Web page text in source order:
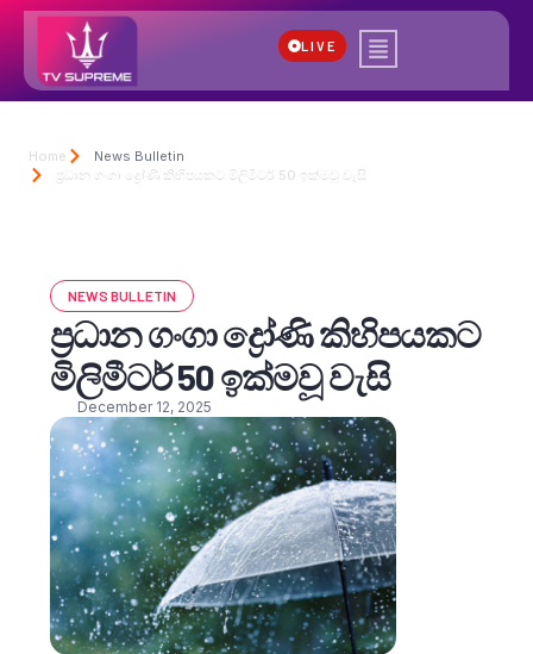
LIVE
Home
News Bulletin
ප්‍රධාන ගංගා ද්‍රෝණි කිහිපයකට මිලිමීටර් 50 ඉක්මවූ වැසි
NEWS BULLETIN
ප්‍රධාන ගංගා ද්‍රෝණි කිහිපයකට
මිලිමීටර් 50 ඉක්මවූ වැසි
December 12, 2025